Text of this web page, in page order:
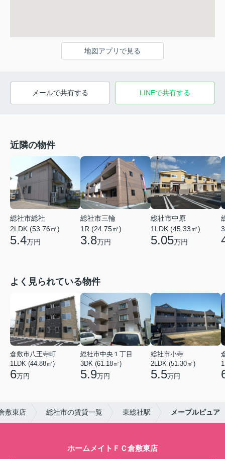
地図アプリで見る
メールで共有する LINEで共有する
近隣の物件
総社市総社
2LDK (53.76㎡)
5.4万円
総社市三輪
1R (24.75㎡)
3.8万円
総社市中原
1LDK (45.33㎡)
5.05万円
よく見られている物件
倉敷市八王寺町
1LDK (44.88㎡)
6万円
総社市中央１丁目
3DK (61.18㎡)
5.9万円
総社市小寺
2LDK (51.30㎡)
5.5万円
敷東店 総社市の賃貸一覧 東総社駅 メープルピュア
ホームメイトＦＣ倉敷東店